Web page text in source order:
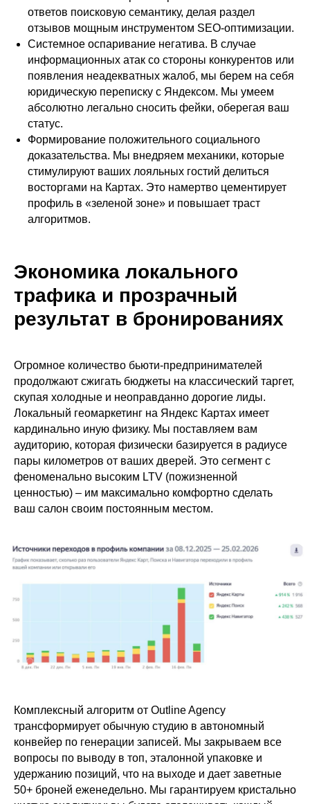
ответов поисковую семантику, делая раздел
отзывов мощным инструментом SEO-оптимизации.
Системное оспаривание негатива. В случае
информационных атак со стороны конкурентов или
появления неадекватных жалоб, мы берем на себя
юридическую переписку с Яндексом. Мы умеем
абсолютно легально сносить фейки, оберегая ваш
статус.
Формирование положительного социального
доказательства. Мы внедряем механики, которые
стимулируют ваших лояльных гостий делиться
восторгами на Картах. Это намертво цементирует
профиль в «зеленой зоне» и повышает траст
алгоритмов.
Экономика локального
трафика и прозрачный
результат в бронированиях
Огромное количество бьюти-предпринимателей
продолжают сжигать бюджеты на классический таргет,
скупая холодные и неоправданно дорогие лиды.
Локальный геомаркетинг на Яндекс Картах имеет
кардинально иную физику. Мы поставляем вам
аудиторию, которая физически базируется в радиусе
пары километров от ваших дверей. Это сегмент с
феноменально высоким LTV (пожизненной
ценностью) – им максимально комфортно сделать
ваш салон своим постоянным местом.
Комплексный алгоритм от Outline Agency
трансформирует обычную студию в автономный
конвейер по генерации записей. Мы закрываем все
вопросы по выводу в топ, эталонной упаковке и
удержанию позиций, что на выходе и дает заветные
50+ броней еженедельно. Мы гарантируем кристально
Политика конфиденциальности
ИП Багаев Иван Александрович
ИНН: 434549329433
ОГРНИП: 321352500017261
Главная
Блог
Навигация
Связь
Контакты
Написать в telegram
Заказать звонок
+7 915 077 88 70
info@outlineagency.ru
Телефон